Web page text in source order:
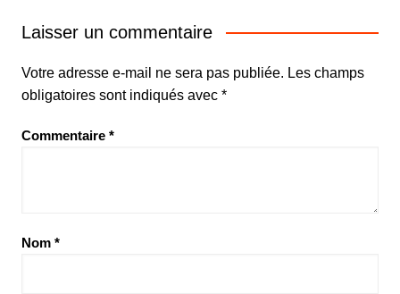
Laisser un commentaire
Votre adresse e-mail ne sera pas publiée. Les champs
obligatoires sont indiqués avec *
Commentaire *
Nom *